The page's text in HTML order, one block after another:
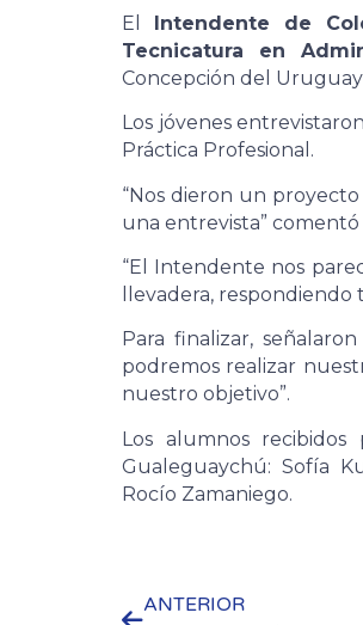
El Intendente de
Tecnicatura en
Concepción del
Los jóvenes
Práctica Profesional.
“Nos dieron un
una entrevista”
“El Intendente nos
llevadera, respondiendo
Para finalizar,
podremos realizar
nuestro objetivo”.
Los alumnos
Gualeguaychú: Sofía
Rocío Zamaniego.
ANTERIOR